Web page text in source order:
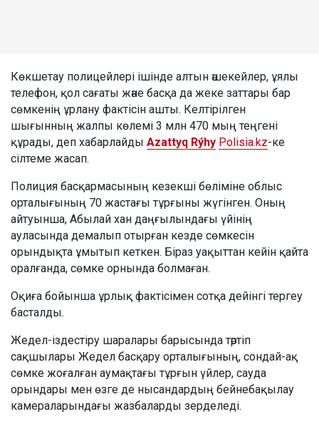
Көкшетау полицейлері ішінде алтын әшекейлер, ұялы
телефон, қол сағаты және басқа да жеке заттары бар
сөмкенің ұрлану фактісін ашты. Келтірілген
шығынның жалпы көлемі 3 млн 470 мың теңгені
құрады, деп хабарлайды Azattyq Rýhy Polisia.kz-ке
сілтеме жасап.
Полиция басқармасының кезекші бөліміне облыс
орталығының 70 жастағы тұрғыны жүгінген. Оның
айтуынша, Абылай хан даңғылындағы үйінің
ауласында демалып отырған кезде сөмкесін
орындықта ұмытып кеткен. Біраз уақыттан кейін қайта
оралғанда, сөмке орнында болмаған.
Оқиға бойынша ұрлық фактісімен сотқа дейінгі тергеу
басталды.
Жедел-іздестіру шаралары барысында тәртіп
сақшылары Жедел басқару орталығының, сондай-ақ
сөмке жоғалған аумақтағы тұрғын үйлер, сауда
орындары мен өзге де нысандардың бейнебақылау
камераларындағы жазбаларды зерделеді.